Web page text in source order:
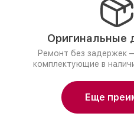
Оригинальные
Ремонт без задержек
комплектующие в
Еще